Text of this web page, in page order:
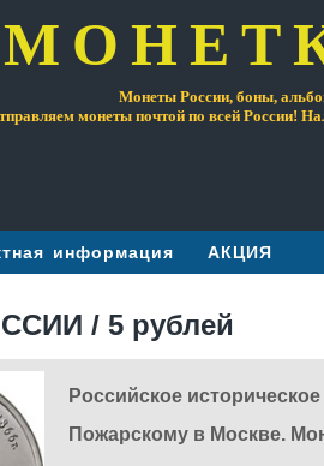
Монеты России, боны,
монеты почтой по всей России!
информация АКЦИЯ
/ 5 рублей
Российское
Пожарскому в Москве.